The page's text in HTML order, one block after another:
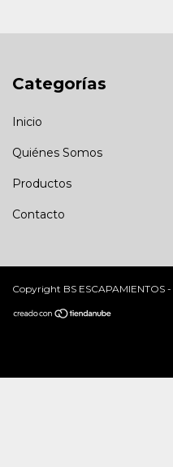
Categorías
Inicio
Quiénes Somos
Productos
Contacto
Copyright BS ESCAPAMIENTOS -